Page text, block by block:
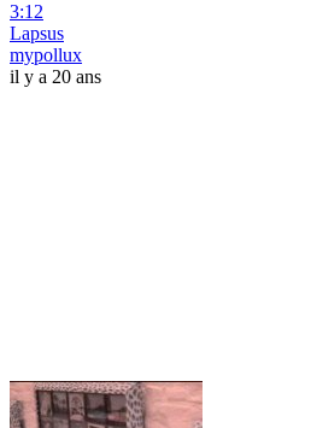
3:12
Lapsus
mypollux
il y a 20 ans